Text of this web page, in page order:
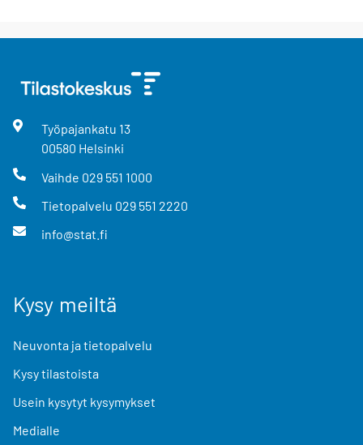
Työpajankatu 13
00580 Helsinki
Vaihde 029 551 1000
Tietopalvelu 029 551 2220
info@stat.fi
Kysy meiltä
Neuvonta ja tietopalvelu
Kysy tilastoista
Usein kysytyt kysymykset
Medialle